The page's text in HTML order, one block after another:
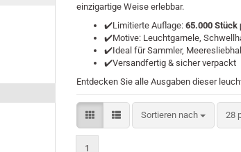
einzigartige Weise erlebbar.
✔️Limitierte Auflage:65.000 Stück
✔️Motive: Leuchtgarnele,
✔️Ideal für Sammler,
✔️Versandfertig & sicher verpackt
Entdecken Sie alle Ausgaben dieser
Sortieren nach
Sortieren nach 28
pro
1